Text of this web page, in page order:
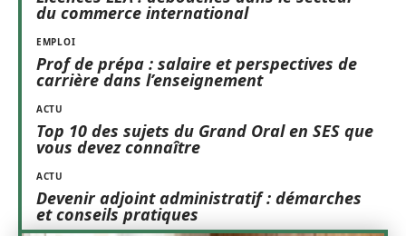
du commerce international
EMPLOI
Prof de prépa : salaire et perspectives de
carrière dans l’enseignement
ACTU
Top 10 des sujets du Grand Oral en SES que
vous devez connaître
ACTU
Devenir adjoint administratif : démarches
et conseils pratiques